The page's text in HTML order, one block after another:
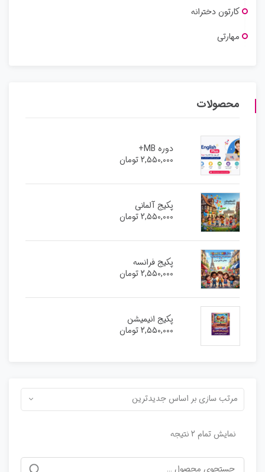
کارتون دخترانه
مهارتی
محصولات
دوره MB+
2,550,000تومان
پکیج آلمانی
2,550,000تومان
پکیج فرانسه
2,550,000تومان
پکیج انیمیشن
2,550,000تومان
مرتب سازی بر اساس جدیدترین
نمایش تمام 2 نتیجه